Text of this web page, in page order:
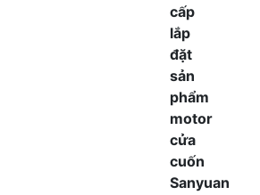
cấp
lắp
đặt
sản
phẩm
motor
cửa
cuốn
Sanyuan